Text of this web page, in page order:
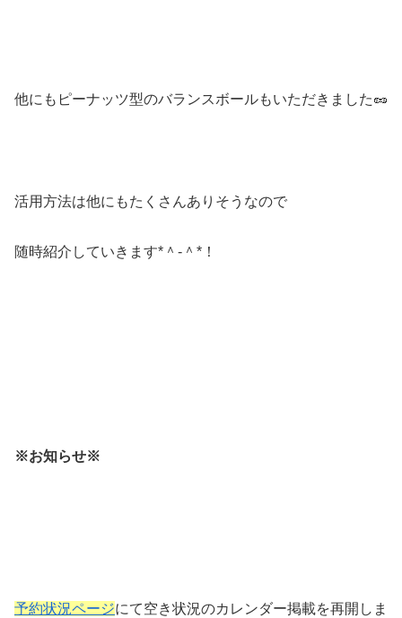
他にもピーナッツ型のバランスボールもいただきました🥜
活用方法は他にもたくさんありそうなので
随時紹介していきます*＾-＾*！
※お知らせ※
予約状況ページにて空き状況のカレンダー掲載を再開しま